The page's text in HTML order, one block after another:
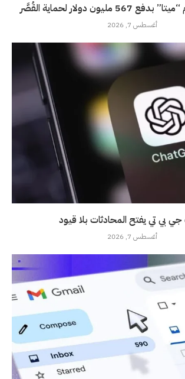
دولار لحماية القُصَّر
أغسطس 7, 2026
بي تي يفتح المحادثات بلا قيود
أغسطس 7, 2026